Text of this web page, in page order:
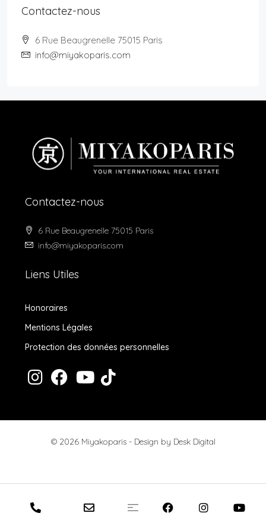
Contactez-nous
6 Rue Beaugrenelle 75015 Paris
info@miyakoparis.com
Contactez-nous
6 Rue Beaugrenelle 75015 Paris
info@miyakoparis.com
Liens Utiles
Honoraires
Mentions Légales
Protection des données personnelles
© 2026 Miyakoparis - Design by Desk Digital